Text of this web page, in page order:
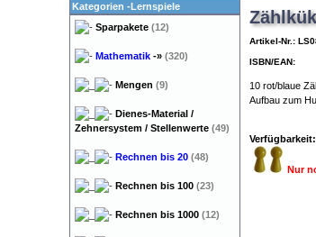
Artikel-Nr.:
ISBN/EAN:
10 rot/blaue
Aufbau zum
Verfügbarkeit:
Nur
Kategorien -Lernspiele
Sparpakete (12)
Mathematik -» (320)
Mengen (9)
Dienes-Material /
Zehnersystem / Stellenwerte (49)
Rechnen bis 20 (48)
Rechnen bis 100 (23)
Rechnen bis 1000 (12)